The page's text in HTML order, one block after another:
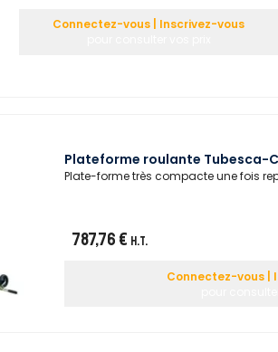
Connectez-vous | Inscrivez-vous
Plateforme roulante Tubesca-
Plate-forme très compacte une fois
787,76 € H.T.
Connectez-vous |